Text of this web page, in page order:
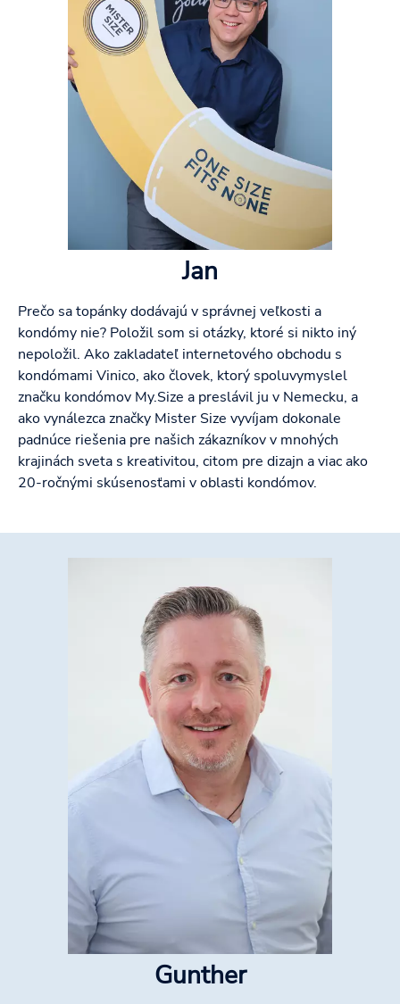
Jan
Prečo sa topánky dodávajú v správnej veľkosti a
kondómy nie? Položil som si otázky, ktoré si nikto iný
nepoložil. Ako zakladateľ internetového obchodu s
kondómami Vinico, ako človek, ktorý spoluvymyslel
značku kondómov My.Size a preslávil ju v Nemecku, a
ako vynálezca značky Mister Size vyvíjam dokonale
padnúce riešenia pre našich zákazníkov v mnohých
krajinách sveta s kreativitou, citom pre dizajn a viac ako
20-ročnými skúsenosťami v oblasti kondómov.
Gunther